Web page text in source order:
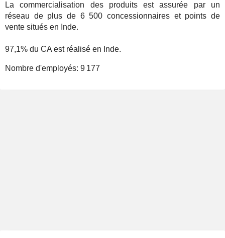
La commercialisation des produits est assurée par un
réseau de plus de 6 500 concessionnaires et points de
vente situés en Inde.
97,1% du CA est réalisé en Inde.
Nombre d'employés: 9 177